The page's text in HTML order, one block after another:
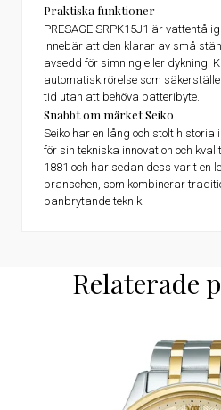
Praktiska funktioner
PRESAGE SRPK15J1 är
innebär att den klarar av små
avsedd för simning eller dykning.
automatisk rörelse som
tid utan att behöva batteribyte.
Snabbt om märket Seiko
Seiko har en lång och stolt historia
för sin tekniska innovation och
1881 och har sedan dess varit en
branschen, som kombinerar
banbrytande teknik.
Relaterade